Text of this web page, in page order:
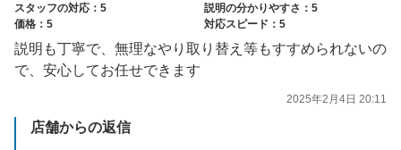
スタッフの対応：5
説明の分かりやすさ：5
価格：5
対応スピード：5
説明も丁寧で、無理なやり取り替え等もすすめられないの
で、安心してお任せできます
2025年2月4日 20:11
店舗からの返信